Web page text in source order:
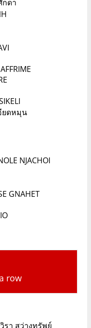
ดา
ยดหมุน
NJACHOI
GNAHET
row
รา สว่างทรัพย์